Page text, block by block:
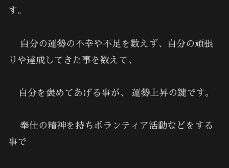
す。
自分の運勢の不幸や不足を数えず、自分の頑張
りや達成してきた事を数えて、
自分を褒めてあげる事が、 運勢上昇の鍵です。
奉仕の精神を持ちボランティア活動などをする
事で